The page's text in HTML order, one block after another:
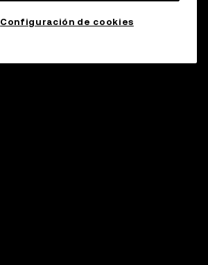
Configuración de cookies